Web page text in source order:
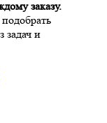
заказу.
задач и